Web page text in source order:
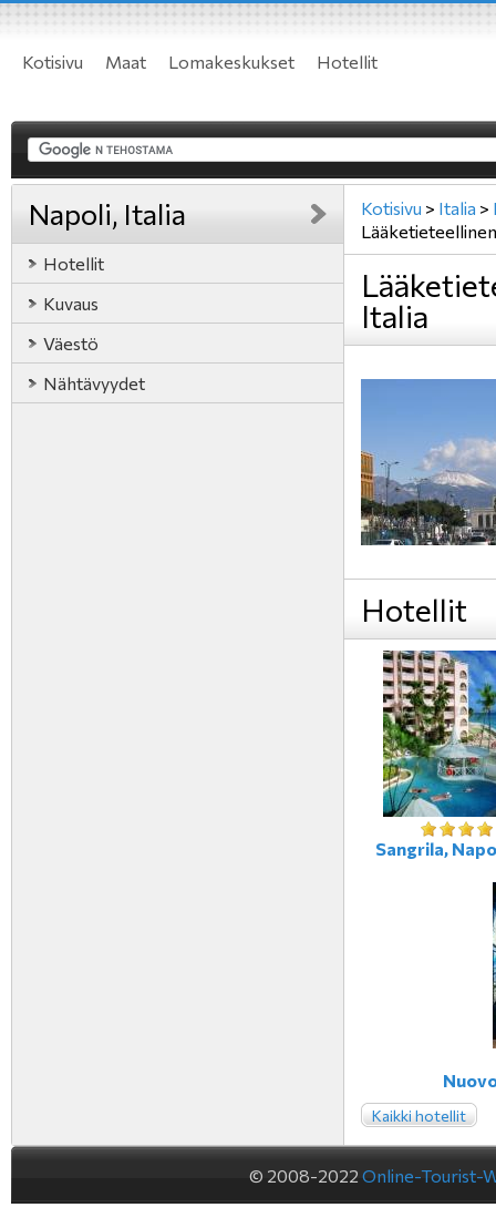
Kotisivu Maat Lomakeskukset Hotellit
Napoli, Italia
Hotellit
Kuvaus
Väestö
Nähtävyydet
Kotisivu > Italia >
Italia
Hotellit
Sangrila,
Kaikki hotellit
© 2008-2022 Online-Tourist-